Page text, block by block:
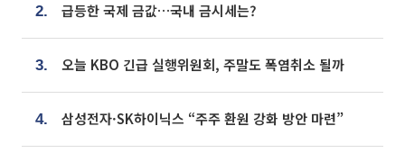
2. 급등한 국제 금값…국내 금시세는?
3. 오늘 KBO 긴급 실행위원회, 주말도 폭염취소 될까
4. 삼성전자·SK하이닉스 “주주 환원 강화 방안 마련”